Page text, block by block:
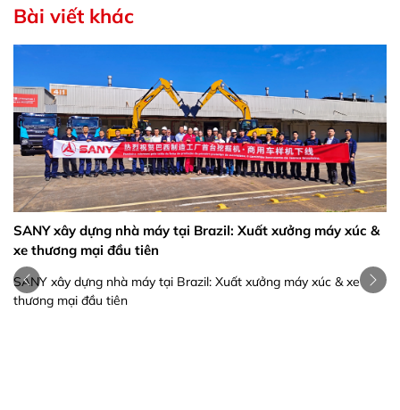
Bài viết khác
SANY xây dựng nhà máy tại Brazil: Xuất xưởng máy xúc &
xe thương mại đầu tiên
SANY xây dựng nhà máy tại Brazil: Xuất xưởng máy xúc & xe
thương mại đầu tiên